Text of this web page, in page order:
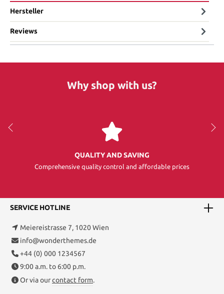
Hersteller
Reviews
Why shop with us?
QUALITY AND SAVING
Comprehensive quality control and affordable prices
SERVICE HOTLINE
Meiereistrasse 7, 1020 Wien
info@wonderthemes.de
+44 (0) 000 1234567
9:00 a.m. to 6:00 p.m.
Or via ourcontact form.